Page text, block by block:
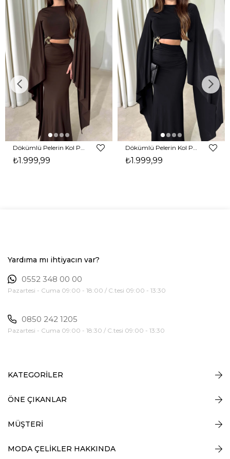
₺1.999,99 ₺1.999,99
Yardıma mı ihtiyacın var?
0552 348 00 00
Pazartesi - Cuma 09:00 - 18:00 / C.tesi 09:00 - 13:30
0850 242 1205
Pazartesi - Cuma 09:00 - 18:30 / C.tesi 09:00 - 13:30
KATEGORİLER
ÖNE ÇIKANLAR
MÜŞTERİ
MODA ÇELİKLER HAKKINDA